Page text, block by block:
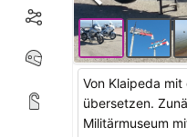
Von Klaipeda
übersetzen.
Militärmuseum